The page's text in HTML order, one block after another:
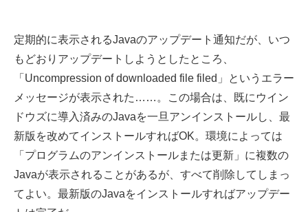
定期的に表示されるJavaのアップデート通知だが、いつ
もどおりアップデートしようとしたところ、
「Uncompression of downloaded file filed」というエラー
メッセージが表示された……。この場合は、既にウイン
ドウズに導入済みのJavaを一旦アンインストールし、最
新版を改めてインストールすればOK。環境によっては
「プログラムのアンインストールまたは更新」に複数の
Javaが表示されることがあるが、すべて削除してしまっ
てよい。最新版のJavaをインストールすればアップデー